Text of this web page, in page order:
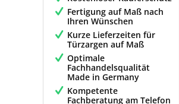
Fertigung auf Maß nach
Ihren Wünschen
Kurze Lieferzeiten für
Türzargen auf Maß
Optimale
Fachhandelsqualität
Made in Germany
Kompetente
Fachberatung am Telefon